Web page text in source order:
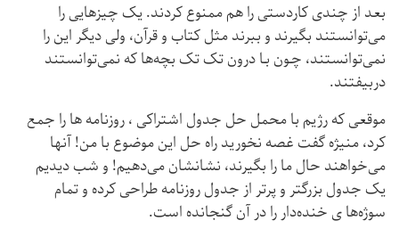
بعد از چندی کاردستی را هم ممنوع کردند. یک چیزهایی را
می‌توانستند بگیرند و ببرند مثل کتاب و قرآن، ولی دیگر این را
نمی‌توانستند، چـون بـا درون تک تک بچه‌ها که نمی‌توانستند
دربیفتند.
موقعی که رژیم با محمل حل جدول اشتراکی ، روزنامه ها را جمع
کرد، منیژه گفت غصه نخورید راه حل این موضوع با من! آنها
می‌خواهند حال ما را بگیرند، نشانشان می‌دهیم! و شب دیدیم
یک جدول بزرگتر و پرتر از جدول روزنامه طراحی کرده و تمام
سوژه‌ها ی خنده‌دار را در آن گنجانده است.